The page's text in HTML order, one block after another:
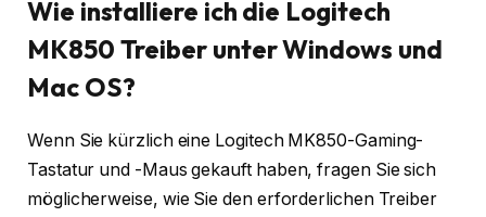
Wie installiere ich die Logitech
MK850 Treiber unter Windows und
Mac OS?
Wenn Sie kürzlich eine Logitech MK850-Gaming-
Tastatur und -Maus gekauft haben, fragen Sie sich
möglicherweise, wie Sie den erforderlichen Treiber